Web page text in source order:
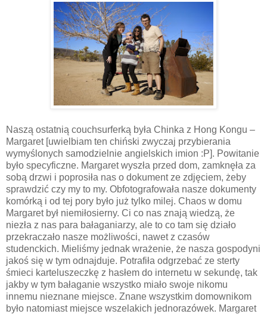
Naszą ostatnią couchsurferką była Chinka z Hong Kongu –
Margaret [uwielbiam ten chiński zwyczaj przybierania
wymyślonych samodzielnie angielskich imion :P]. Powitanie
było specyficzne. Margaret wyszła przed dom, zamknęła za
sobą drzwi i poprosiła nas o dokument ze zdjęciem, żeby
sprawdzić czy my to my. Obfotografowała nasze dokumenty
komórką i od tej pory było już tylko milej. Chaos w domu
Margaret był niemiłosierny. Ci co nas znają wiedzą, że
niezła z nas para bałaganiarzy, ale to co tam się działo
przekraczało nasze możliwości, nawet z czasów
studenckich. Mieliśmy jednak wrażenie, że nasza gospodyni
jakoś się w tym odnajduje. Potrafiła odgrzebać ze sterty
śmieci karteluszeczkę z hasłem do internetu w sekundę, tak
jakby w tym bałaganie wszystko miało swoje nikomu
innemu nieznane miejsce. Znane wszystkim domownikom
było natomiast miejsce wszelakich jednorazówek. Margaret